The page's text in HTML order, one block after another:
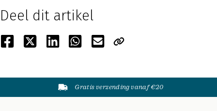
Deel dit artikel
Gratis verzending vanaf €20